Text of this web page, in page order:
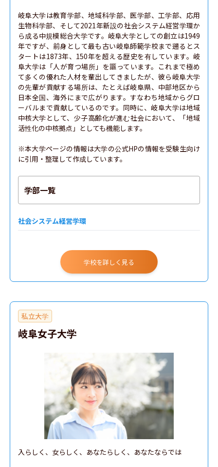
岐阜大学は教育学部、地域科学部、医学部、工学部、応用
生物科学部、そして2021年新設の社会システム経営学環か
ら成る中規模総合大学です。岐阜大学としての創立は1949
年ですが、前身として最も古い岐阜師範学校まで遡るとス
タートは1873年、150年を超える歴史を有しています。岐
阜大学は「人が育つ場所」を謳っています。これまで極め
て多くの優れた人材を輩出してきましたが、彼ら岐阜大学
の先輩が貢献する場所は、たとえば岐阜県、中部地区から
日本全国、海外にまで広がります。すなわち地域からグロ
ーバルまで貢献しているのです。同時に、岐阜大学は地域
中核大学として、少子高齢化が進む社会において、「地域
活性化の中核拠点」としても機能します。
※本大学ページの情報は大学の公式HPの情報を受験生向け
に引用・整理して作成しています。
学部一覧
社会システム経営学環
学校を詳しく見る
私立大学
岐阜女子大学
入らしく、女らしく、あなたらしく、あなたならでは